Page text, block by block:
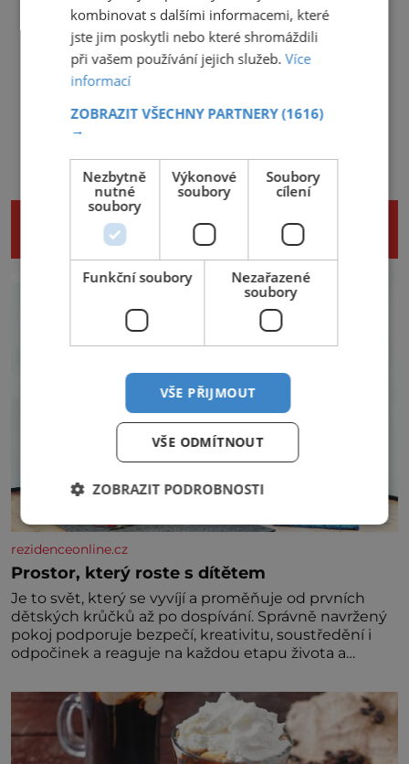
NENECHTE SI UJÍT DALŠÍ ZAJÍMAVÉ
ČLÁNKY
rezidenceonline.cz
Prostor, který roste s dítětem
Je to svět, který se vyvíjí a proměňuje od prvních
dětských krůčků až po dospívání. Správně navržený
pokoj podporuje bezpečí, kreativitu, soustředění i
odpočinek a reaguje na každou etapu života a
jednoduchost, měkkost a bezpečí, proto by pokoj
miminka měl působit především klidně a útulně.
Předškolní věk je
kombinovat s dalšími informacemi, které
jste jim poskytli nebo které shromáždili
při vašem používání jejich služeb.Více
informací
ZOBRAZIT VŠECHNY PARTNERY(1616)
→
Nezbytně
nutné
soubory
Výkonové
soubory
Soubory
cílení
Funkční soubory
Nezařazené
soubory
VŠE PŘIJMOUT
VŠE ODMÍTNOUT
ZOBRAZIT PODROBNOSTI